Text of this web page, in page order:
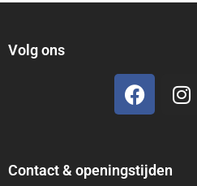
Volg ons
Contact & openingstijden